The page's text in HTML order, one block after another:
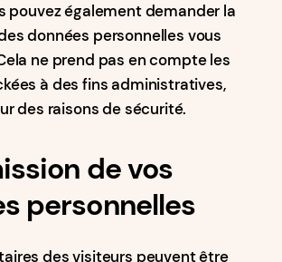
pouvez également demander la
données personnelles vous
ne prend pas en compte les
à des fins administratives,
des raisons de sécurité.
de vos
personnelles
des visiteurs peuvent être